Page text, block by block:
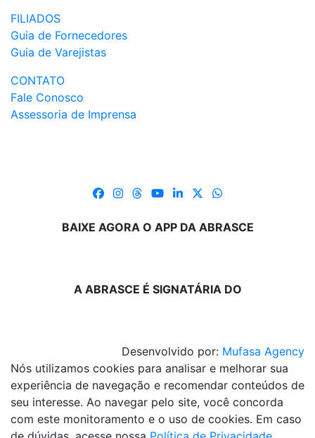
FILIADOS
Guia de Fornecedores
Guia de Varejistas
CONTATO
Fale Conosco
Assessoria de Imprensa
BAIXE AGORA O APP DA ABRASCE
A ABRASCE É SIGNATÁRIA DO
Desenvolvido por: Mufasa Agency
Nós utilizamos cookies para analisar e melhorar sua
experiência de navegação e recomendar conteúdos de
seu interesse. Ao navegar pelo site, você concorda
com este monitoramento e o uso de cookies. Em caso